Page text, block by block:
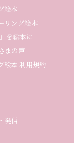
絵本
ング絵本」
を絵本に
まの声
絵本 利用規約
発信